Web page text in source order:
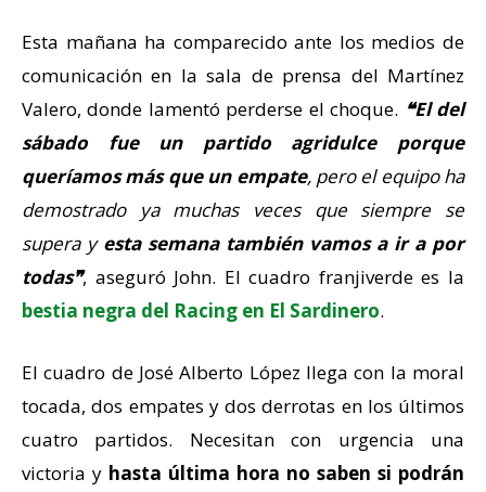
Esta mañana ha comparecido ante los medios de
comunicación en la sala de prensa del Martínez
Valero, donde lamentó perderse el choque. ❝El del
sábado fue un partido agridulce porque
queríamos más que un empate, pero el equipo ha
demostrado ya muchas veces que siempre se
supera y esta semana también vamos a ir a por
todas❞, aseguró John. El cuadro franjiverde es la
bestia negra del Racing en El Sardinero.
El cuadro de José Alberto López llega con la moral
tocada, dos empates y dos derrotas en los últimos
cuatro partidos. Necesitan con urgencia una
victoria y hasta última hora no saben si podrán